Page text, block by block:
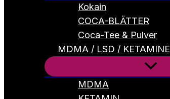
Kokain
COCA-BLÄTTER
Coca-Tee & Pulver
MDMA / LSD / KETAMINE
MDMA